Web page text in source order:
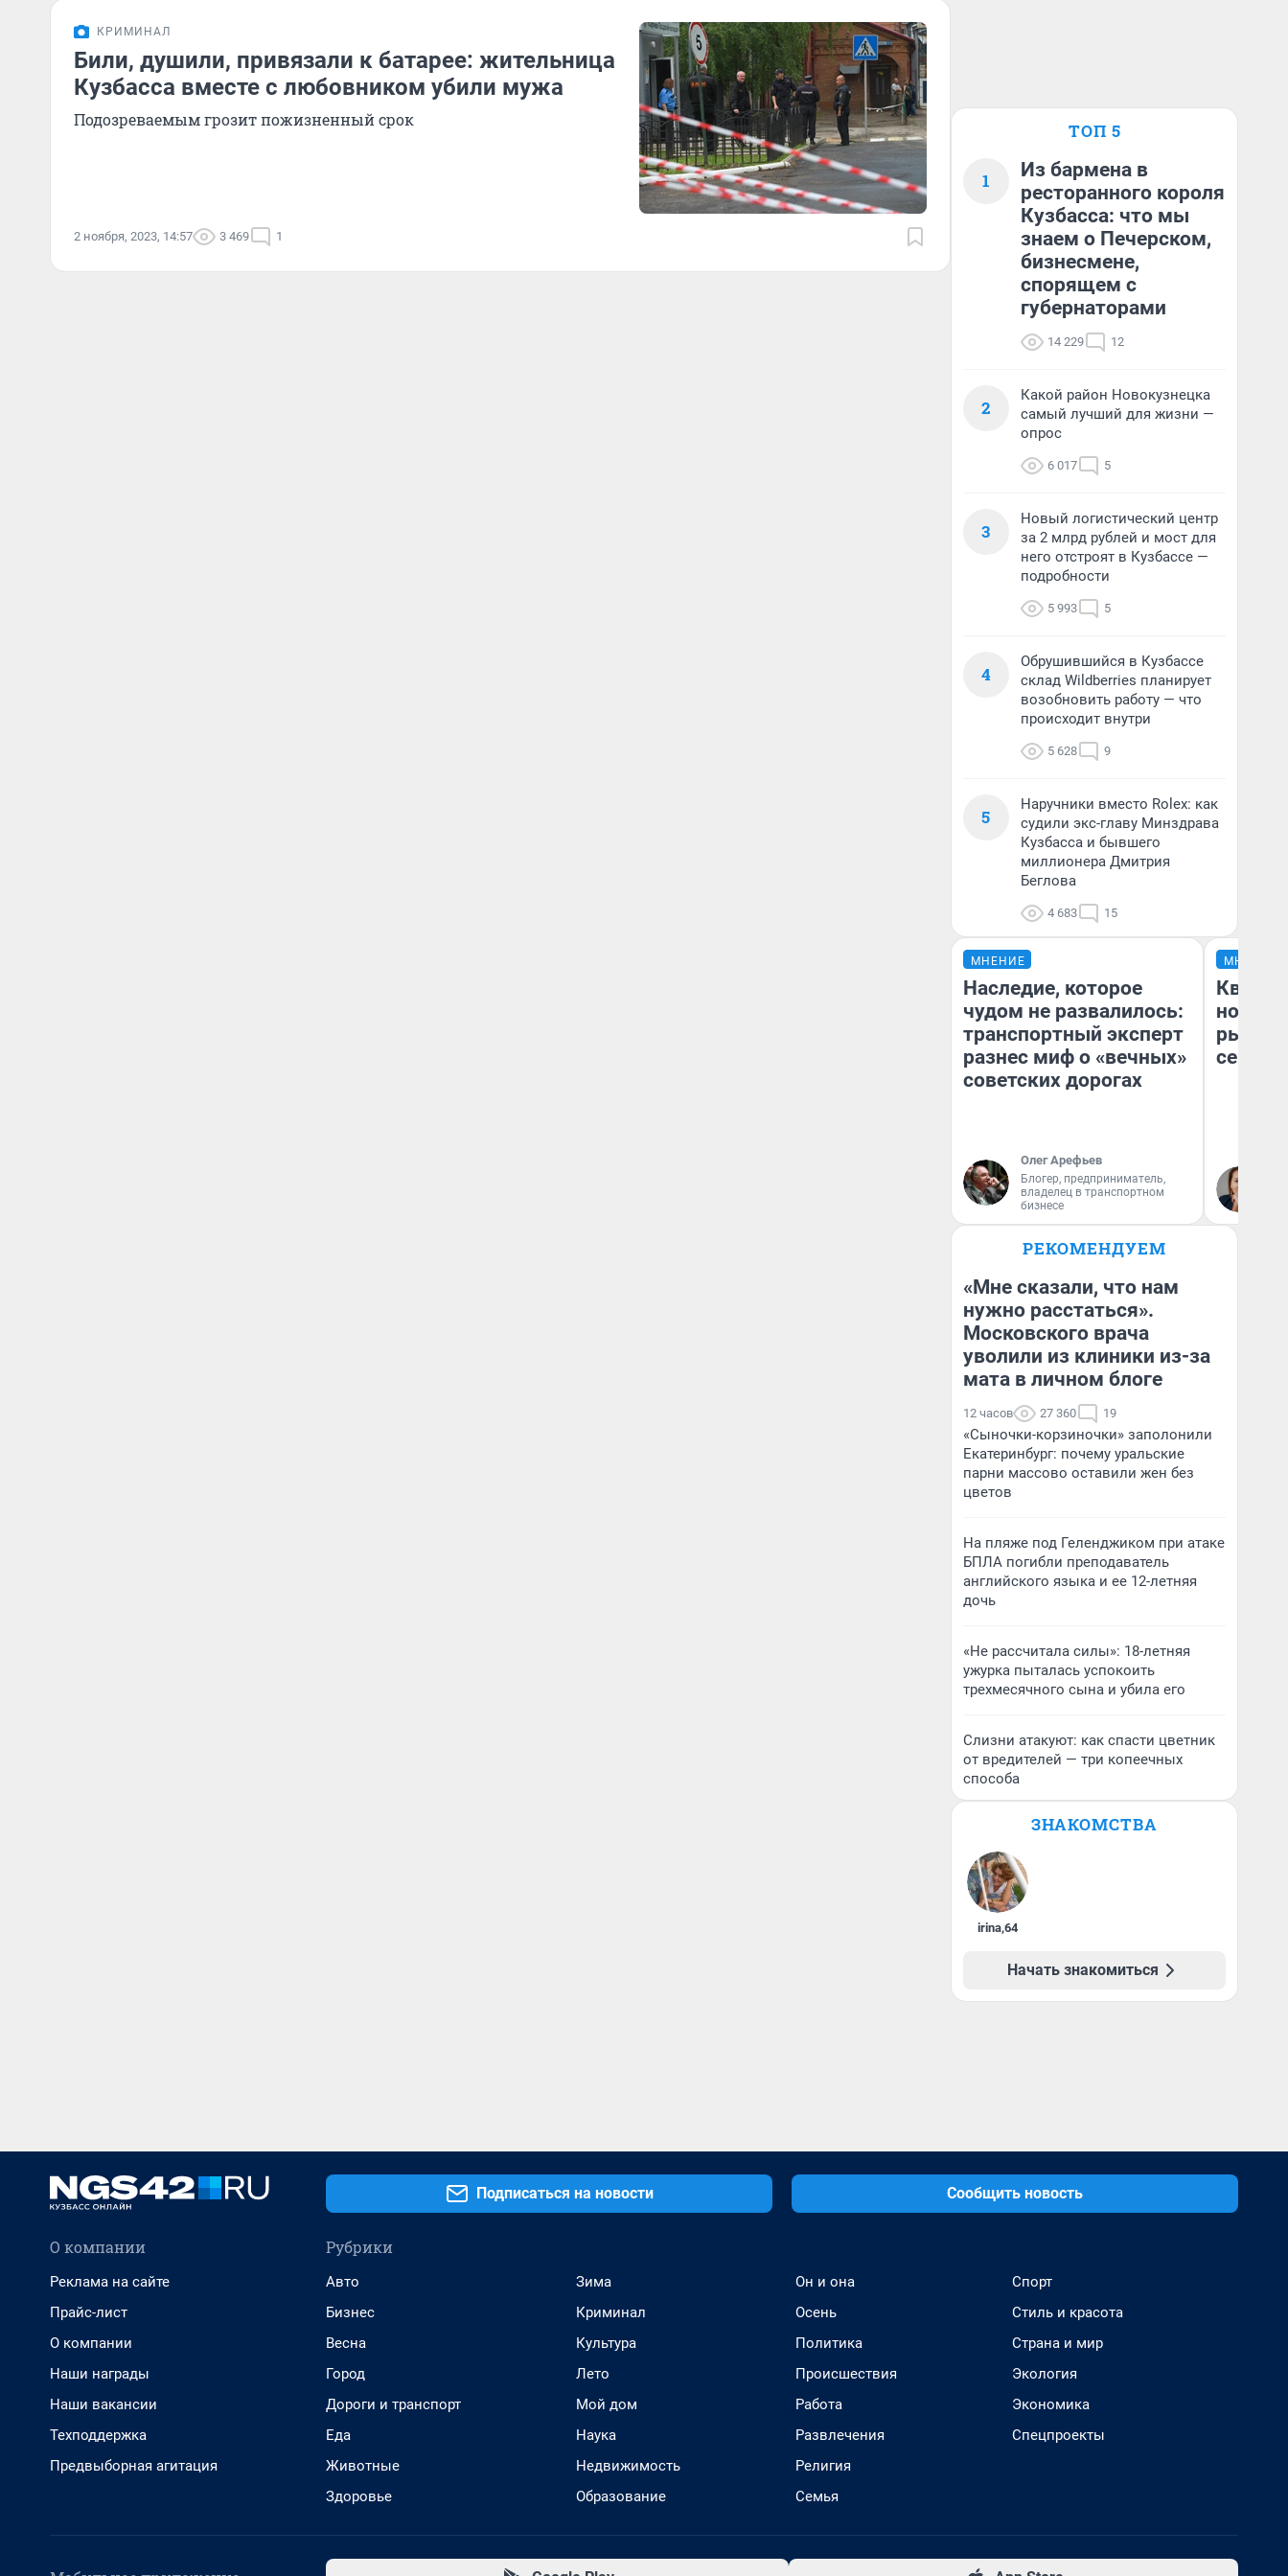
КРИМИНАЛ
Били, душили, привязали к батарее: жительница
Кузбасса вместе с любовником убили мужа
Подозреваемым грозит пожизненный срок
2 ноября, 2023, 14:57 3 469 1
ТОП 5
1
Из бармена в
ресторанного короля
Кузбасса: что мы
знаем о Печерском,
бизнесмене,
спорящем с
губернаторами
14 229 12
2
Какой район Новокузнецка
самый лучший для жизни —
опрос
6 017 5
3
Новый логистический центр
за 2 млрд рублей и мост для
него отстроят в Кузбассе —
подробности
5 993 5
4
Обрушившийся в Кузбассе
склад Wildberries планирует
возобновить работу — что
происходит внутри
5 628 9
5
Наручники вместо Rolex: как
судили экс-главу Минздрава
Кузбасса и бывшего
миллионера Дмитрия
Беглова
4 683 15
МНЕНИЕ
Наследие, которое
чудом не развалилось:
транспортный эксперт
разнес миф о «вечных»
советских дорогах
Олег Арефьев
Блогер, предприниматель,
владелец в транспортном
бизнесе
МНЕНИЕ
но
рынок
РЕКОМЕНДУЕМ
«Мне сказали, что нам
нужно расстаться».
Московского врача
уволили из клиники из-за
мата в личном блоге
12 часов 27 360 19
«Сыночки-корзиночки» заполонили
Екатеринбург: почему уральские
парни массово оставили жен без
цветов
На пляже под Геленджиком при атаке
БПЛА погибли преподаватель
английского языка и ее 12-летняя
дочь
«Не рассчитала силы»: 18-летняя
ужурка пыталась успокоить
трехмесячного сына и убила его
Слизни атакуют: как спасти цветник
от вредителей — три копеечных
способа
ЗНАКОМСТВА
irina,64
Начать знакомиться
Подписаться на новости Сообщить новость
О компании
Реклама на сайте
Прайс-лист
О компании
Наши награды
Наши вакансии
Техподдержка
Предвыборная агитация
Рубрики
Авто
Бизнес
Весна
Город
Дороги и транспорт
Еда
Животные
Здоровье
Зима
Криминал
Культура
Лето
Мой дом
Наука
Недвижимость
Образование
Он и она
Осень
Политика
Происшествия
Работа
Развлечения
Религия
Семья
Спорт
Стиль и красота
Страна и мир
Экология
Экономика
Спецпроекты